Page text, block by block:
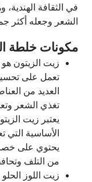
في الثقافة
الشعر وجعله أكثر
مكونات خلطة
زيت الزيتون
تعمل على
العديد من
تغذي الشعر
يعتبر زيت
الأساسية التي
يحتوي على
من التلف
زيت اللوز